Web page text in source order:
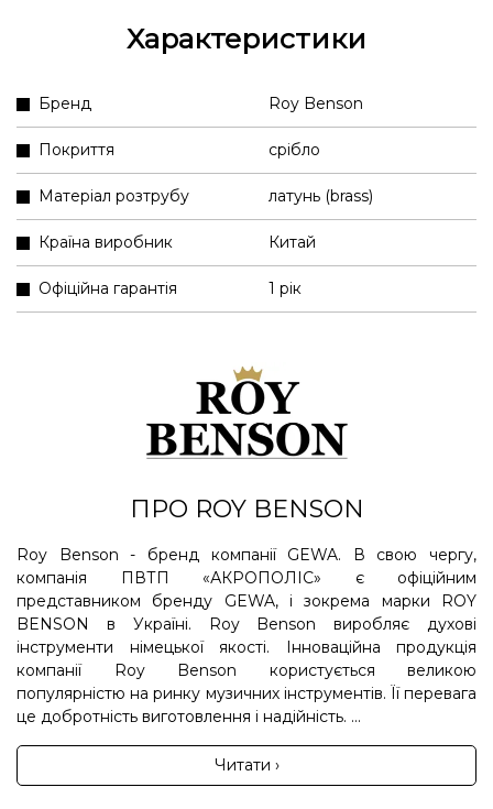
Характеристики
Бренд Roy Benson
Покриття срібло
Матеріал розтрубу латунь (brass)
Країна виробник Китай
Офіційна гарантія 1 рік
ПРО ROY BENSON
Roy Benson - бренд компанії GEWA. В свою чергу,
компанія ПВТП «АКРОПОЛІС» є офіційним
представником бренду GEWA, і зокрема марки ROY
BENSON в Україні. Roy Benson виробляє духові
інструменти німецької якості. Інноваційна продукція
компанії Roy Benson користується великою
популярністю на ринку музичних інструментів. Її перевага
це добротність виготовлення і надійність. ...
Читати ›